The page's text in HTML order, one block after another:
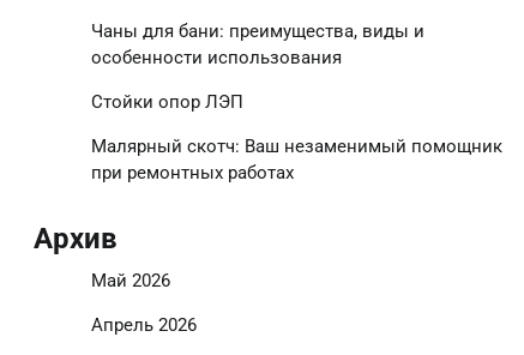
Чаны для бани: преимущества, виды и
особенности использования
Стойки опор ЛЭП
Малярный скотч: Ваш незаменимый помощник
при ремонтных работах
Архив
Май 2026
Апрель 2026